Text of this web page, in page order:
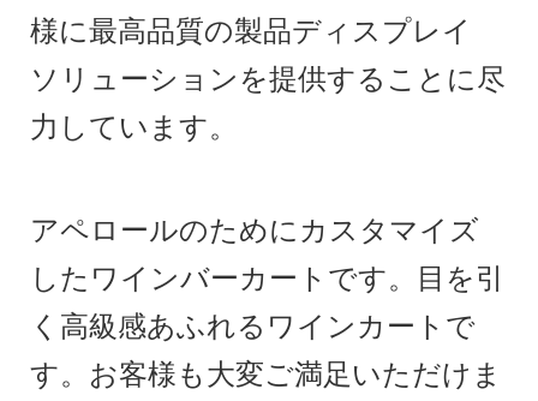
様に最高品質の製品ディスプレイ
ソリューションを提供することに尽
力しています。
アペロールのためにカスタマイズ
したワインバーカートです。目を引
く高級感あふれるワインカートで
す。お客様も大変ご満足いただけま